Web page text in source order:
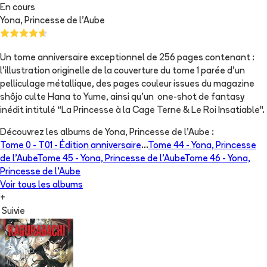
En cours
Yona, Princesse de l'Aube
Un tome anniversaire exceptionnel de 256 pages contenant :
l’illustration originelle de la couverture du tome 1 parée d’un
pelliculage métallique, des pages couleur issues du magazine
shôjo culte Hana to Yume, ainsi qu'un one-shot de fantasy
inédit intitulé “La Princesse à la Cage Terne & Le Roi Insatiable".
Découvrez les albums de Yona, Princesse de l'Aube :
Tome 0 -
T01 - Édition anniversaire...Tome 44 - Yona, Princesse
de l'AubeTome 45 - Yona, Princesse de l'AubeTome 46 - Yona,
Princesse de l'Aube
Voir tous les albums
+
Suivie